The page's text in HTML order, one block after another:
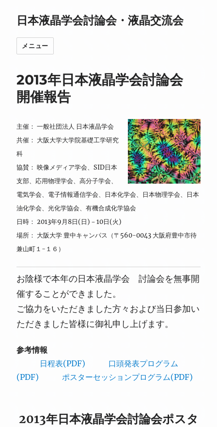
日本液晶学会討論会・液晶交流会
メニュー
2013年日本液晶学会討論会
開催報告
主催： 一般社団法人 日本液晶学会
共催： 大阪大学大学院基礎工学研究
科
協賛： 映像メディア学会、SID日本
支部、応用物理学会、高分子学会、
電気学会、電子情報通信学会、日本化学会、日本物理学会、日本
油化学会、光化学協会、有機合成化学協会
日時： 2013年9月8日(日)－10日(火)
場所： 大阪大学 豊中キャンパス（〒560-0043 大阪府豊中市待
兼山町１-１６）
お陰様で本年の日本液晶学会 討論会を無事開
催することができました。
ご協力をいただきました方々および当日参加い
ただきました皆様に御礼申し上げます。
参考情報
日程表(PDF)
口頭発表プログラム
(PDF)
ポスターセッションプログラム(PDF)
2013年日本液晶学会討論会ポスタ